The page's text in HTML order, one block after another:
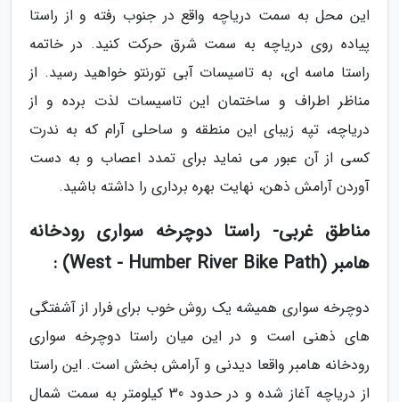
این محل به سمت دریاچه واقع در جنوب رفته و از راستا
پیاده روی دریاچه به سمت شرق حرکت کنید. در خاتمه
راستا ماسه ای، به تاسیسات آبی تورنتو خواهید رسید. از
مناظر اطراف و ساختمان این تاسیسات لذت برده و از
دریاچه، تپه زیبای این منطقه و ساحلی آرام که به ندرت
کسی از آن عبور می نماید برای تمدد اعصاب و به دست
آوردن آرامش ذهن، نهایت بهره برداری را داشته باشید.
مناطق غربی- راستا دوچرخه سواری رودخانه
هامبر (West - Humber River Bike Path) :
دوچرخه سواری همیشه یک روش خوب برای فرار از آشفتگی
های ذهنی است و در این میان راستا دوچرخه سواری
رودخانه هامبر واقعا دیدنی و آرامش بخش است. این راستا
از دریاچه آغاز شده و در حدود 30 کیلومتر به سمت شمال